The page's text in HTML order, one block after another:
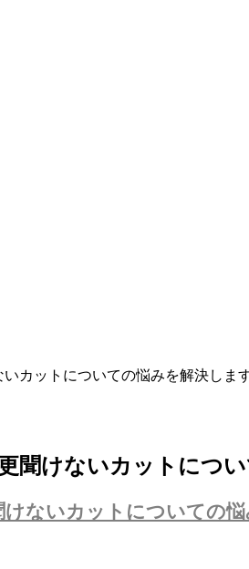
カットについての悩みを解決しま
聞けないカットにつ
けないカットについての悩